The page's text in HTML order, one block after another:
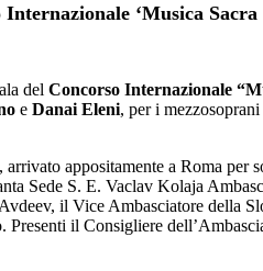
‘Musica Sacra
del Concorso Internazionale
e Danai Eleni, per i mezzosoprani
appositamente a Roma per
Sede S. E. Vaclav Kolaja
il Vice Ambasciatore della
il Consigliere